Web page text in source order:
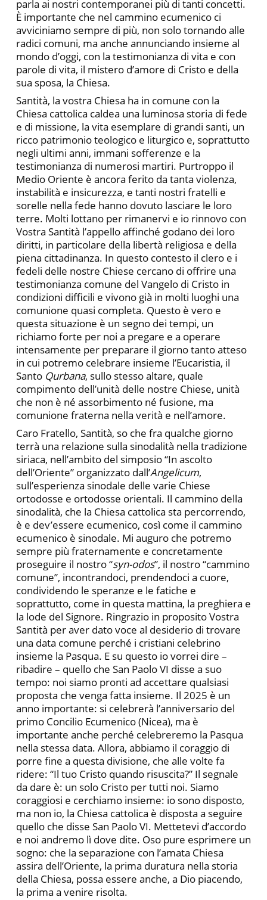
parla ai nostri contemporanei più di tanti concetti.
È importante che nel cammino ecumenico ci
avviciniamo sempre di più, non solo tornando alle
radici comuni, ma anche annunciando insieme al
mondo d’oggi, con la testimonianza di vita e con
parole di vita, il mistero d’amore di Cristo e della
sua sposa, la Chiesa.
Santità, la vostra Chiesa ha in comune con la
Chiesa cattolica caldea una luminosa storia di fede
e di missione, la vita esemplare di grandi santi, un
ricco patrimonio teologico e liturgico e, soprattutto
negli ultimi anni, immani sofferenze e la
testimonianza di numerosi martiri. Purtroppo il
Medio Oriente è ancora ferito da tanta violenza,
instabilità e insicurezza, e tanti nostri fratelli e
sorelle nella fede hanno dovuto lasciare le loro
terre. Molti lottano per rimanervi e io rinnovo con
Vostra Santità l’appello affinché godano dei loro
diritti, in particolare della libertà religiosa e della
piena cittadinanza. In questo contesto il clero e i
fedeli delle nostre Chiese cercano di offrire una
testimonianza comune del Vangelo di Cristo in
condizioni difficili e vivono già in molti luoghi una
comunione quasi completa. Questo è vero e
questa situazione è un segno dei tempi, un
richiamo forte per noi a pregare e a operare
intensamente per preparare il giorno tanto atteso
in cui potremo celebrare insieme l’Eucaristia, il
Santo Qurbana, sullo stesso altare, quale
compimento dell’unità delle nostre Chiese, unità
che non è né assorbimento né fusione, ma
comunione fraterna nella verità e nell’amore.
Caro Fratello, Santità, so che fra qualche giorno
terrà una relazione sulla sinodalità nella tradizione
siriaca, nell’ambito del simposio “In ascolto
dell’Oriente” organizzato dall’Angelicum,
sull’esperienza sinodale delle varie Chiese
ortodosse e ortodosse orientali. Il cammino della
sinodalità, che la Chiesa cattolica sta percorrendo,
è e dev’essere ecumenico, così come il cammino
ecumenico è sinodale. Mi auguro che potremo
sempre più fraternamente e concretamente
proseguire il nostro “syn-odos”, il nostro “cammino
comune”, incontrandoci, prendendoci a cuore,
condividendo le speranze e le fatiche e
soprattutto, come in questa mattina, la preghiera e
la lode del Signore. Ringrazio in proposito Vostra
Santità per aver dato voce al desiderio di trovare
una data comune perché i cristiani celebrino
insieme la Pasqua. E su questo io vorrei dire –
ribadire – quello che San Paolo VI disse a suo
tempo: noi siamo pronti ad accettare qualsiasi
proposta che venga fatta insieme. Il 2025 è un
anno importante: si celebrerà l’anniversario del
primo Concilio Ecumenico (Nicea), ma è
importante anche perché celebreremo la Pasqua
nella stessa data. Allora, abbiamo il coraggio di
porre fine a questa divisione, che alle volte fa
ridere: “Il tuo Cristo quando risuscita?” Il segnale
da dare è: un solo Cristo per tutti noi. Siamo
coraggiosi e cerchiamo insieme: io sono disposto,
ma non io, la Chiesa cattolica è disposta a seguire
quello che disse San Paolo VI. Mettetevi d’accordo
e noi andremo lì dove dite. Oso pure esprimere un
sogno: che la separazione con l’amata Chiesa
assira dell’Oriente, la prima duratura nella storia
della Chiesa, possa essere anche, a Dio piacendo,
la prima a venire risolta.